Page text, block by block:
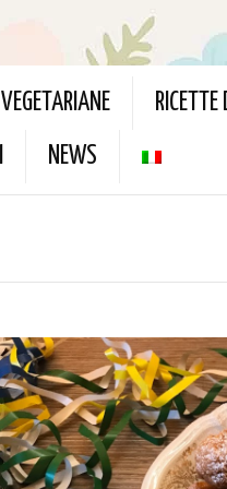
VEGETARIANE
NEWS